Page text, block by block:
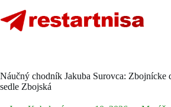
to
content
Náučný chodník Jakuba Surovca: Zbojnícke
sedle Zbojská